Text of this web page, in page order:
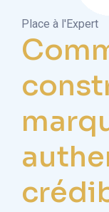
Place à l'Expert